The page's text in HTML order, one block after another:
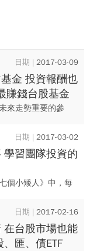
2017-03-09
金 投資報酬也
賺錢台股基金
來走勢重要的參
能夠幫你累積超過
...
2017-03-02
習團隊投資的
個小矮人》中，每
的長處發揮到極
任務。...
2017-02-16
在台股市場也能
匯、債ETF